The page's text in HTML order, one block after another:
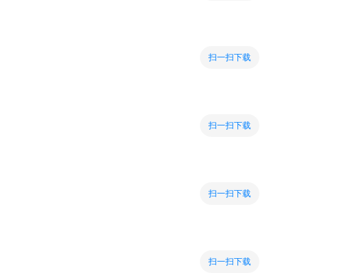
扫一扫下载
扫一扫下载
扫一扫下载
扫一扫下载